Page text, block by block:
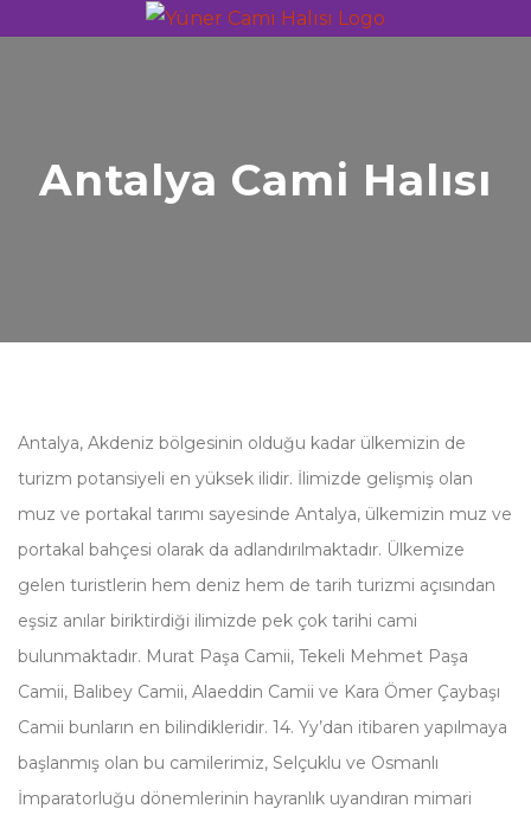
Antalya Cami Halısı
Antalya, Akdeniz bölgesinin olduğu kadar ülkemizin de
turizm potansiyeli en yüksek ilidir. İlimizde gelişmiş olan
muz ve portakal tarımı sayesinde Antalya, ülkemizin muz ve
portakal bahçesi olarak da adlandırılmaktadır. Ülkemize
gelen turistlerin hem deniz hem de tarih turizmi açısından
eşsiz anılar biriktirdiği ilimizde pek çok tarihi cami
bulunmaktadır. Murat Paşa Camii, Tekeli Mehmet Paşa
Camii, Balibey Camii, Alaeddin Camii ve Kara Ömer Çaybaşı
Camii bunların en bilindikleridir. 14. Yy’dan itibaren yapılmaya
başlanmış olan bu camilerimiz, Selçuklu ve Osmanlı
İmparatorluğu dönemlerinin hayranlık uyandıran mimari